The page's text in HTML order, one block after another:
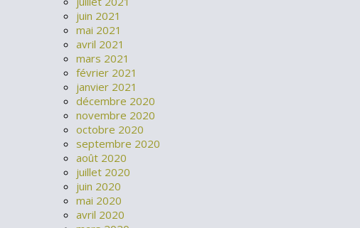
juin 2021
mai 2021
avril 2021
mars 2021
février 2021
janvier 2021
décembre 2020
novembre 2020
octobre 2020
septembre 2020
août 2020
juillet 2020
juin 2020
mai 2020
avril 2020